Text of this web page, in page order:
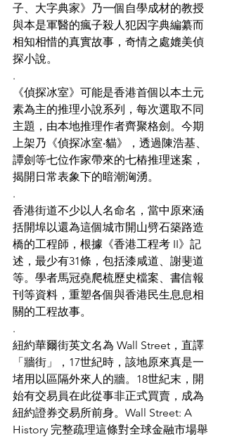
子、大字典家》乃一個自學成材的教授
與本是軍醫的瘋子殺人犯因字典編纂而
相知相惜的真實故事，奇情之處媲美偵
探小說。
.
《偵探冰室》可能是香港首個以本土元
素為主的推理小說系列，每次選取不同
主題，由本地推理作者齊聚格劍。今期
上架乃《偵探冰室‧貓》，透過陳浩基、
譚劍等七位作家帶來的七樁推理迷案，
揭開日常表象下的暗潮洶湧。
.
香港街道不少以人名命名，當中原來涵
括開埠以還為這個城市開山劈石築路造
橋的工程師，根據《香港工程考 II》記
述，最少有31條，包括漆咸道、謝斐道
等。學者馬冠堯爬梳歷史檔案、書信報
刊等資料，重塑各個與香港民生息息相
關的工程故事。
.
紐約華爾街英文名為 Wall Street，直譯
「牆街」，17世紀時，該地原來真是一
堵用以區隔外來人的牆。18世紀末，開
始有交易員在此從事非正式買賣，成為
紐約證券交易所前身。Wall Street: A
History 完整疏理這條對全球金融市場舉